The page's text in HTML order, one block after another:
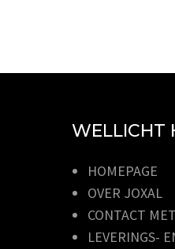
WELLICHT
HOMEPAGE
OVER JOXAL
CONTACT
LEVERINGS-